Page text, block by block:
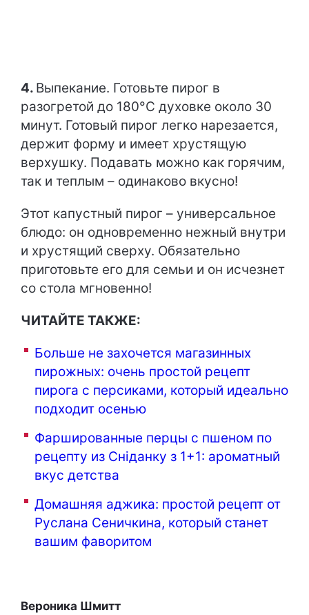
4. Выпекание. Готовьте пирог в
разогретой до 180°С духовке около 30
минут. Готовый пирог легко нарезается,
держит форму и имеет хрустящую
верхушку. Подавать можно как горячим,
так и теплым – одинаково вкусно!
Этот капустный пирог – универсальное
блюдо: он одновременно нежный внутри
и хрустящий сверху. Обязательно
приготовьте его для семьи и он исчезнет
со стола мгновенно!
ЧИТАЙТЕ ТАКЖЕ:
Больше не захочется магазинных
пирожных: очень простой рецепт
пирога с персиками, который идеально
подходит осенью
Фаршированные перцы с пшеном по
рецепту из Сніданку з 1+1: ароматный
вкус детства
Домашняя аджика: простой рецепт от
Руслана Сеничкина, который станет
вашим фаворитом
Вероника Шмитт